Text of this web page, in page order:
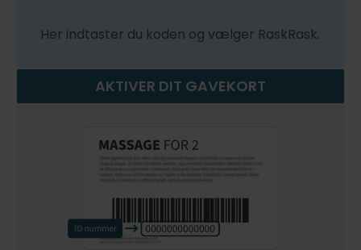
Her indtaster du koden og vælger RaskRask.
AKTIVER DIT GAVEKORT